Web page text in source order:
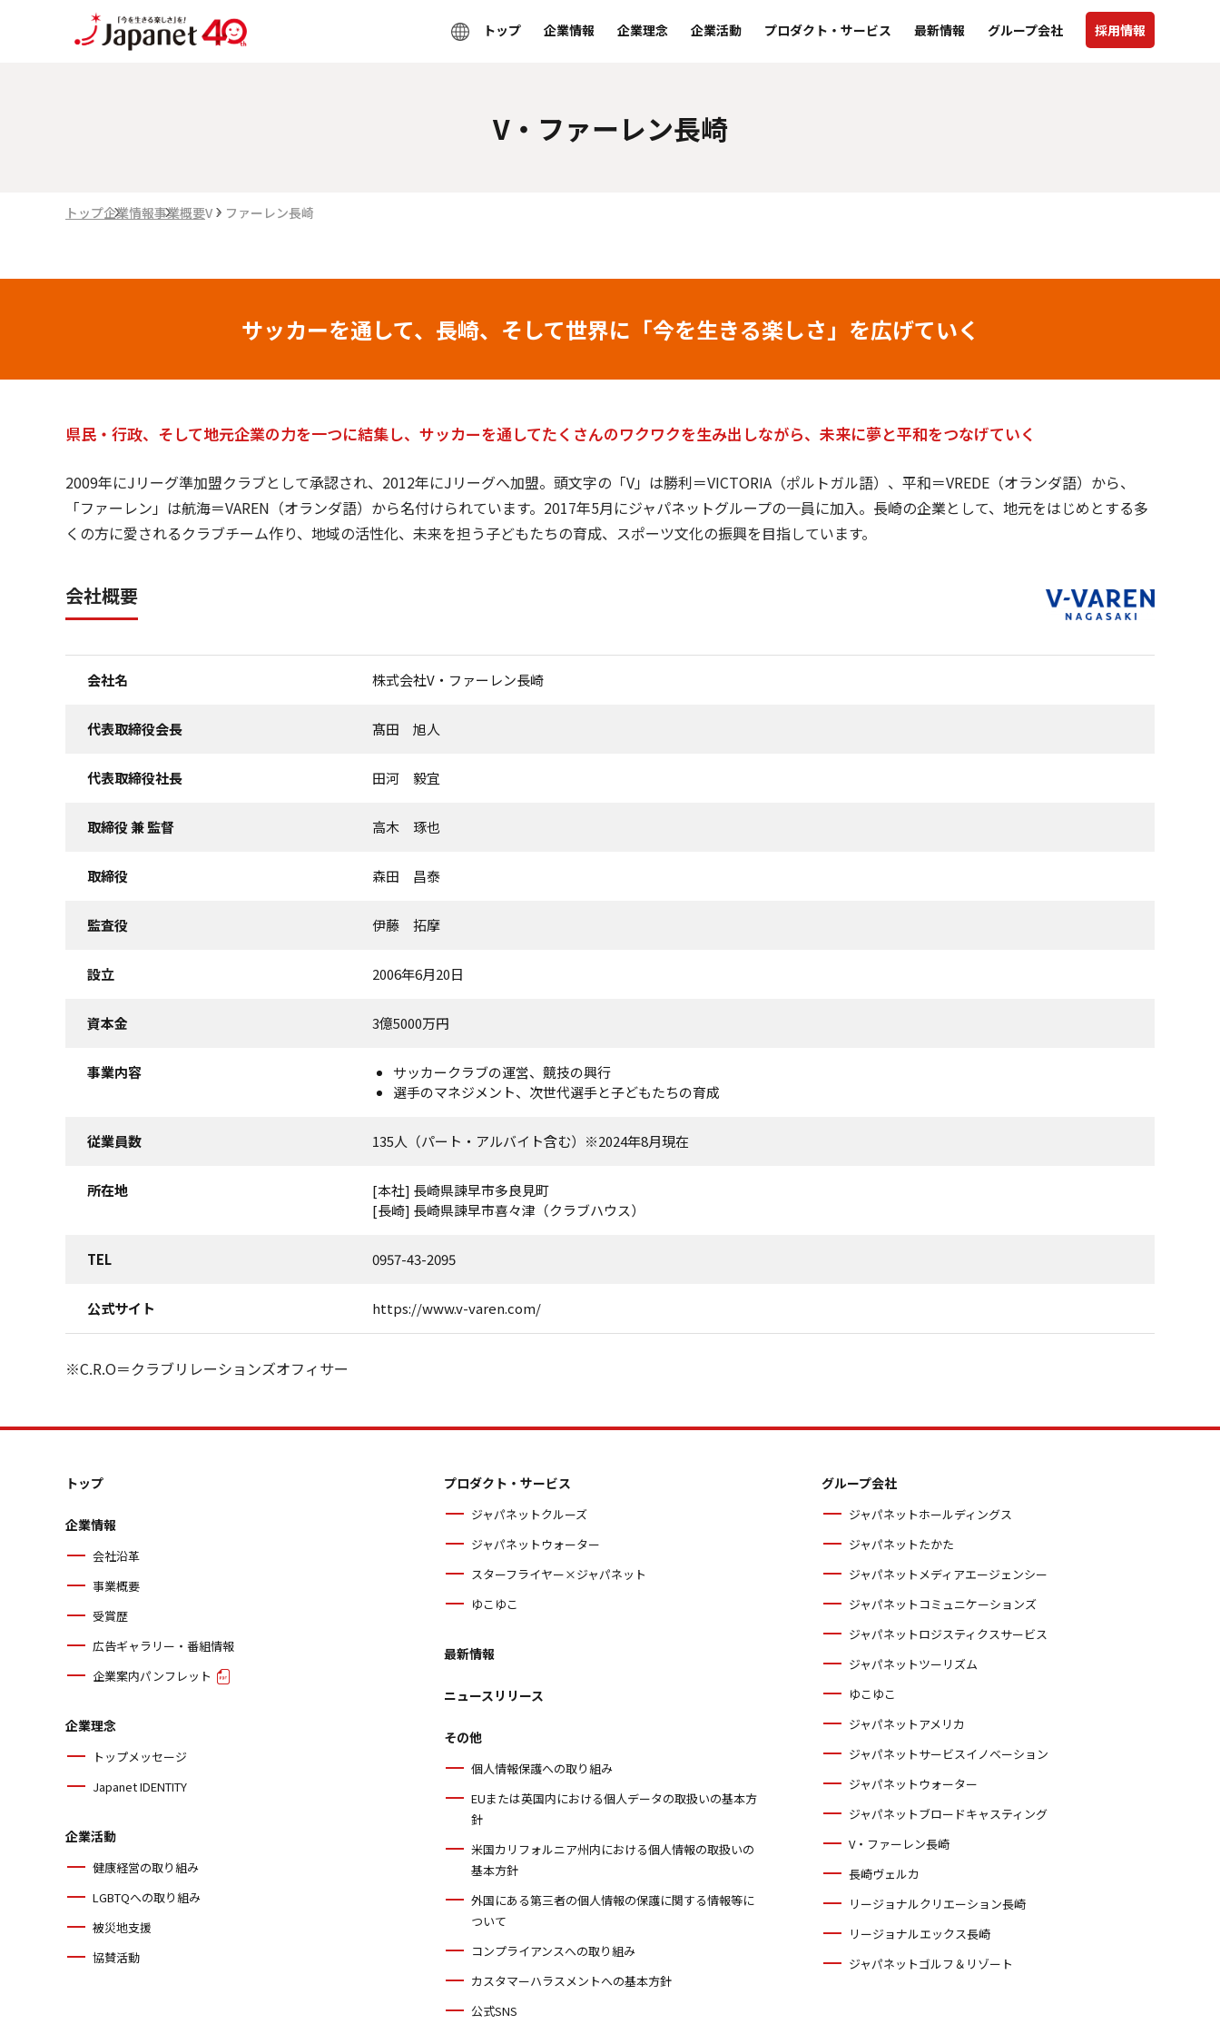
トップ 企業情報 企業理念 企業活動 プロダクト・サービス 最新情報 グループ会社 採用情報
V・ファーレン長崎
トップ企業情報事業概要V・ファーレン長崎
サッカーを通して、長崎、そして世界に「今を生きる楽しさ」を広げていく
県民・行政、そして地元企業の力を一つに結集し、サッカーを通してたくさんのワクワクを生み出しながら、未来に夢と平和をつなげていく
2009年にJリーグ準加盟クラブとして承認され、2012年にJリーグへ加盟。頭文字の「V」は勝利＝VICTORIA（ポルトガル語）、平和＝VREDE（オランダ語）から、
「ファーレン」は航海＝VAREN（オランダ語）から名付けられています。2017年5月にジャパネットグループの一員に加入。長崎の企業として、地元をはじめとする多
くの方に愛されるクラブチーム作り、地域の活性化、未来を担う子どもたちの育成、スポーツ文化の振興を目指しています。
会社概要
会社名 株式会社V・ファーレン長崎
代表取締役会長 髙田 旭人
代表取締役社長 田河 毅宜
取締役 兼 監督 高木 琢也
取締役 森田 昌泰
監査役 伊藤 拓摩
設立 2006年6月20日
資本金 3億5000万円
事業内容
サッカークラブの運営、競技の興行
選手のマネジメント、次世代選手と子どもたちの育成
従業員数 135人（パート・アルバイト含む）※2024年8月現在
所在地
[本社] 長崎県諫早市多良見町
[長崎] 長崎県諫早市喜々津（クラブハウス）
TEL 0957-43-2095
公式サイト https://www.v-varen.com/
※C.R.O＝クラブリレーションズオフィサー
トップ
企業情報
会社沿革
事業概要
受賞歴
広告ギャラリー・番組情報
企業案内パンフレット
企業理念
トップメッセージ
Japanet IDENTITY
企業活動
健康経営の取り組み
LGBTQへの取り組み
被災地支援
協賛活動
プロダクト・サービス
ジャパネットクルーズ
ジャパネットウォーター
スターフライヤー×ジャパネット
ゆこゆこ
最新情報
ニュースリリース
その他
個人情報保護への取り組み
EUまたは英国内における個人データの取扱いの基本方
針
米国カリフォルニア州内における個人情報の取扱いの
基本方針
外国にある第三者の個人情報の保護に関する情報等に
ついて
コンプライアンスへの取り組み
カスタマーハラスメントへの基本方針
公式SNS
グループ会社
ジャパネットホールディングス
ジャパネットたかた
ジャパネットメディアエージェンシー
ジャパネットコミュニケーションズ
ジャパネットロジスティクスサービス
ジャパネットツーリズム
ゆこゆこ
ジャパネットアメリカ
ジャパネットサービスイノベーション
ジャパネットウォーター
ジャパネットブロードキャスティング
V・ファーレン長崎
長崎ヴェルカ
リージョナルクリエーション長崎
リージョナルエックス長崎
ジャパネットゴルフ＆リゾート